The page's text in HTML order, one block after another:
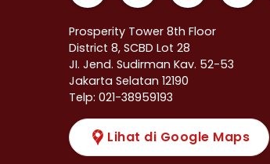
Prosperity Tower 8th Floor
District 8, SCBD Lot 28
JI. Jend. Sudirman Kav. 52-53
Jakarta Selatan 12190
Telp: 021-38959193
Lihat di Google Maps